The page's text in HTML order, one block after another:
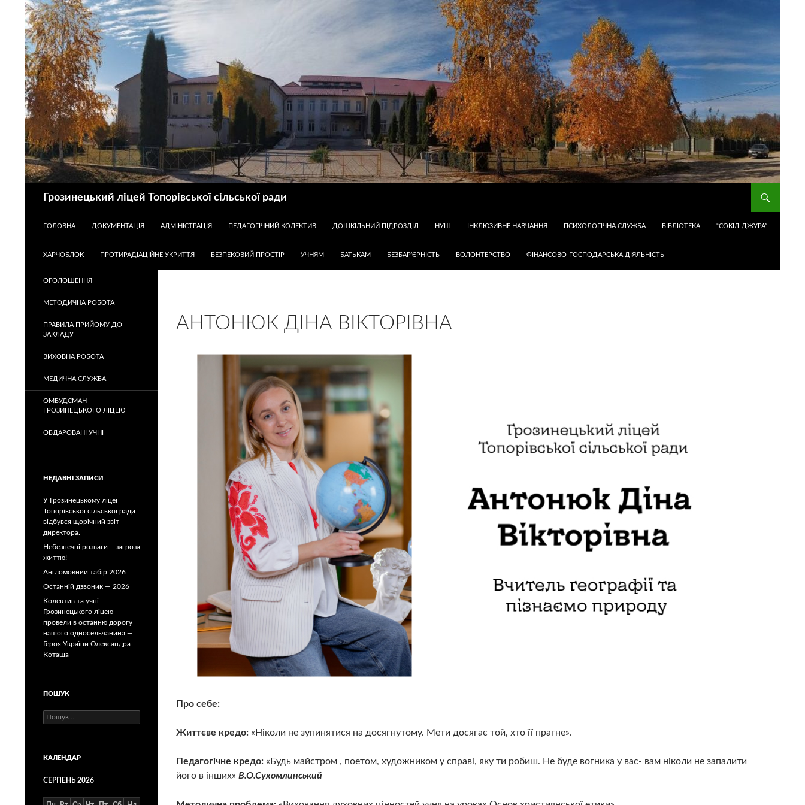
Грозинецький ліцей Топорівської сільської ради
ГОЛОВНА
ДОКУМЕНТАЦІЯ АДМІНІСТРАЦІЯ ПЕДАГОГІЧНИЙ КОЛЕКТИВ ДОШКІЛЬНИЙ ПІДРОЗДІЛ НУШ ІНКЛЮЗИВНЕ НАВЧАННЯ ПСИХОЛОГІЧНА СЛУЖБА БІБЛІОТЕКА “СОКІЛ-ДЖУРА”
ХАРЧОБЛОК ПРОТИРАДІАЦІЙНЕ УКРИТТЯ БЕЗПЕКОВИЙ ПРОСТІР УЧНЯМ БАТЬКАМ БЕЗБАР’ЄРНІСТЬ ВОЛОНТЕРСТВО ФІНАНСОВО-ГОСПОДАРСЬКА ДІЯЛЬНІСТЬ
АНТОНЮК ДІНА ВІКТОРІВНА
Про себе:
Життєве кредо: «Ніколи не зупинятися на досягнутому. Мети досягає той, хто її прагне».
Педагогічне кредо: «Будь майстром , поетом, художником у справі, яку ти робиш. Не буде вогника у вас- вам ніколи не запалити
його в інших» В.О.Сухомлинський
ОГОЛОШЕННЯ
МЕТОДИЧНА РОБОТА
ПРАВИЛА ПРИЙОМУ ДО
ЗАКЛАДУ
ВИХОВНА РОБОТА
МЕДИЧНА СЛУЖБА
ОМБУДСМАН
ГРОЗИНЕЦЬКОГО ЛІЦЕЮ
ОБДАРОВАНІ УЧНІ
НЕДАВНІ ЗАПИСИ
У Грозинецькому ліцеї
Топорівської сільської ради
відбувся щорічний звіт
директора.
Небезпечні розваги – загроза
життю!
Англомовний табір 2026
Останній дзвоник — 2026
Колектив та учні
Грозинецького ліцею
провели в останню дорогу
нашого односельчанина —
Героя України Олександра
Коташа
ПОШУК
Пошук:
КАЛЕНДАР
СЕРПЕНЬ 2026